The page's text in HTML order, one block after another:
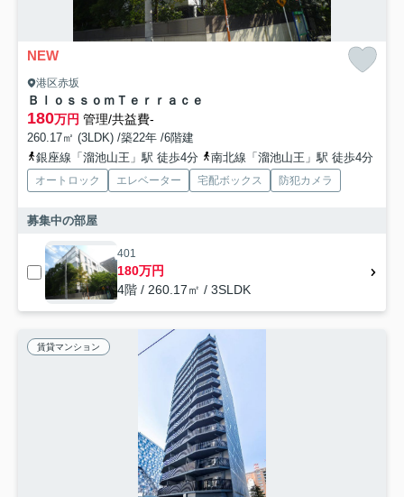
NEW
港区赤坂
ＢｌｏｓｓｏｍＴｅｒｒａｃｅ
180万円 管理/共益費-
260.17㎡ (3LDK) /築22年 /6階建
銀座線「溜池山王」駅 徒歩4分
南北線「溜池山王」駅 徒歩4分
オートロック エレベーター 宅配ボックス 防犯カメラ
募集中の部屋
401
180万円
4階 / 260.17㎡ / 3SLDK
賃貸マンション